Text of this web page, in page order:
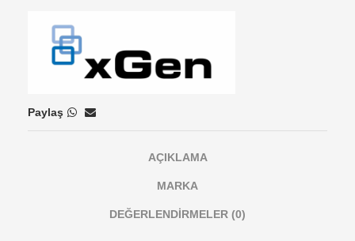
Paylaş
AÇIKLAMA
MARKA
DEĞERLENDIRMELER (0)